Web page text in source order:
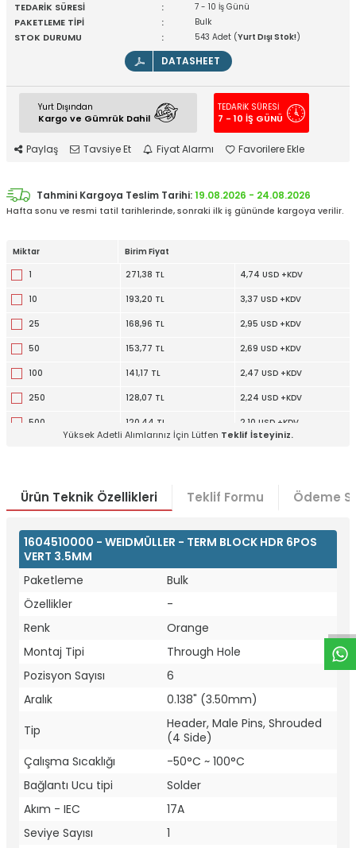
TEDARİK SÜRESİ : 7 - 10 İş Günü
PAKETLEME TİPİ : Bulk
STOK DURUMU : 543 Adet (Yurt Dışı Stok!)
DATASHEET
Yurt Dışından
Kargo ve Gümrük Dahil
TEDARİK SÜRESİ
7 - 10 İŞ GÜNÜ
Paylaş Tavsiye Et Fiyat Alarmı Favorilere Ekle
Tahmini Kargoya Teslim Tarihi:19.08.2026 - 24.08.2026
Hafta sonu ve resmi tatil tarihlerinde, sonraki ilk iş gününde kargoya verilir.
Miktar
Birim Fiyat
1
271,38 TL 4,74 USD +KDV
10 193,20 TL 3,37 USD +KDV
25 168,96 TL 2,95 USD +KDV
50 153,77 TL 2,69 USD +KDV
100 141,17 TL 2,47 USD +KDV
250 128,07 TL 2,24 USD +KDV
500 120,44 TL 2,10 USD +KDV
Yüksek Adetli Alımlarınız İçin Lütfen Teklif İsteyiniz.
Ürün Teknik Özellikleri Teklif Formu Ödeme
1604510000 - WEIDMÜLLER - TERM BLOCK HDR 6POS
VERT 3.5MM
Paketleme
Bulk
Özellikler
-
Renk
Orange
Montaj Tipi
Through Hole
Pozisyon Sayısı
6
Aralık
0.138" (3.50mm)
Tip
Header, Male Pins, Shrouded
(4 Side)
Çalışma Sıcaklığı
-50°C ~ 100°C
Bağlantı Ucu tipi
Solder
Akım - IEC
17A
Seviye Sayısı
1